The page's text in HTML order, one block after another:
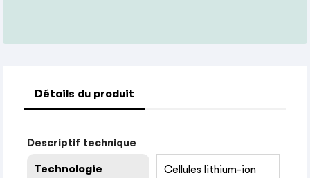
Détails du produit
Descriptif technique
Technologie Cellules lithium-ion